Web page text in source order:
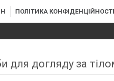
ПОЛІТИКА КОНФІДЕНЦІЙНОСТІ
для догляду за